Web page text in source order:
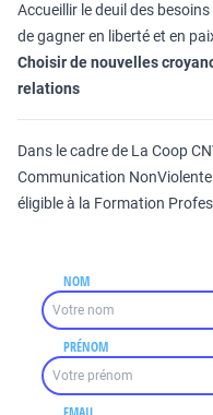
Accueillir le deuil des
de gagner en liberté et en
Choisir de nouvelles
relations
Dans le cadre de La Coop
Communication
éligible à la Formation
NOM
PRÉNOM